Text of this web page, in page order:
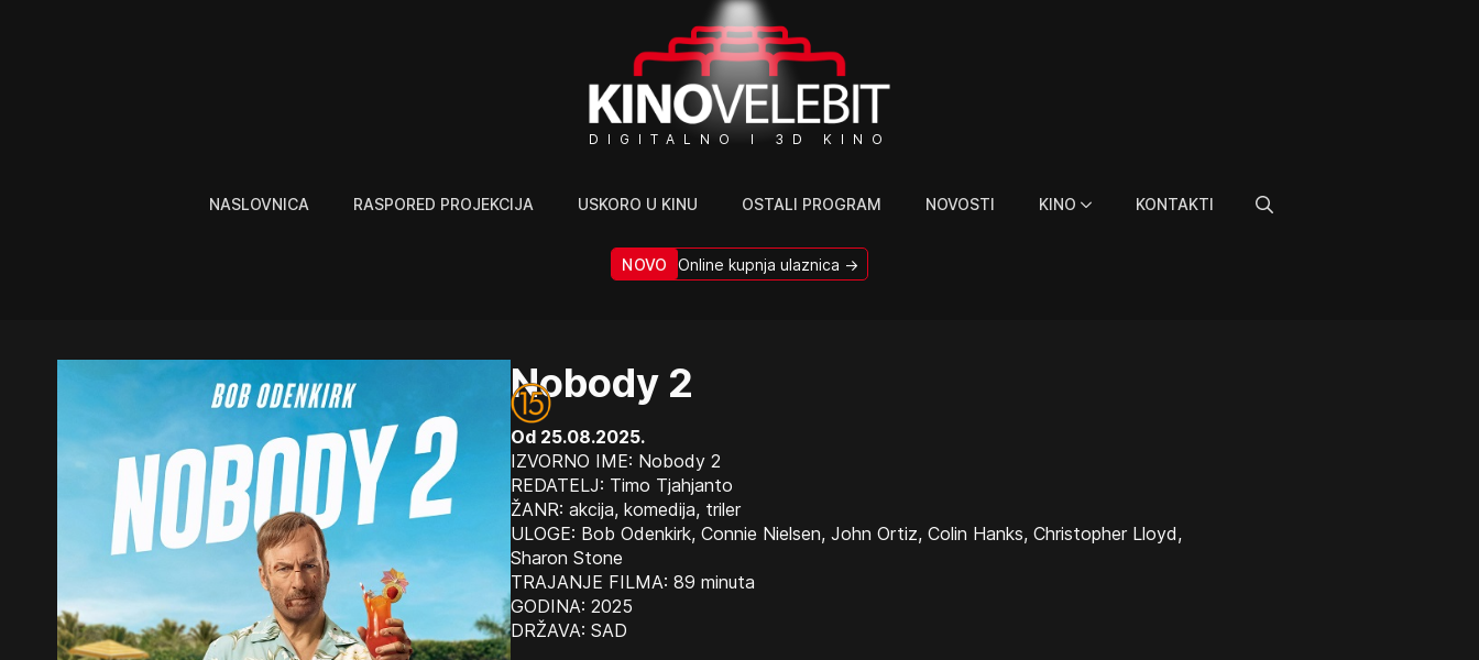
DIGITALNO I 3D KINO
NASLOVNICA RASPORED PROJEKCIJA USKORO U KINU OSTALI PROGRAM NOVOSTI KINO KONTAKTI
NOVO Online kupnja ulaznica →
Nobody 2
Od 25.08.2025.
IZVORNO IME: Nobody 2
REDATELJ: Timo Tjahjanto
ŽANR: akcija, komedija, triler
ULOGE: Bob Odenkirk, Connie Nielsen, John Ortiz, Colin Hanks, Christopher Lloyd,
Sharon Stone
TRAJANJE FILMA: 89 minuta
GODINA: 2025
DRŽAVA: SAD